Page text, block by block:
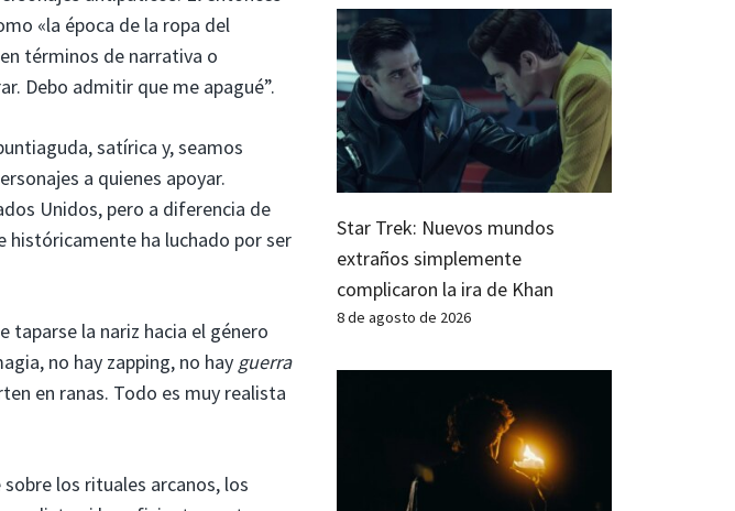
«la época de la ropa del
términos de narrativa o
Debo admitir que me apagué”.
satírica y, seamos
a quienes apoyar.
Unidos, pero a diferencia de
históricamente ha luchado por ser
taparse la nariz hacia el género
no hay zapping, no hay guerra
en ranas. Todo es muy realista
los rituales arcanos, los
Star Trek: Nuevos mundos
extraños simplemente
complicaron la ira de Khan
8 de agosto de 2026